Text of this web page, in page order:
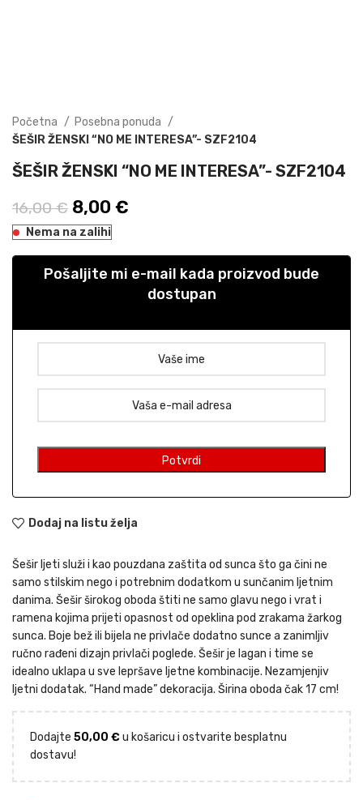
Početna
Posebna ponuda
ŠEŠIR ŽENSKI “NO ME INTERESA”- SZF2104
ŠEŠIR ŽENSKI “NO ME INTERESA”- SZF2104
16,00€ Izvorna cijena bila je: 16,00 €.
8,00 €
Nema na zalihi
Pošaljite mi e-mail kada proizvod bude
dostupan
Dodaj na listu želja
Šešir ljeti služi i kao pouzdana zaštita od sunca što ga čini ne
samo stilskim nego i potrebnim dodatkom u sunčanim ljetnim
danima. Šešir širokog oboda štiti ne samo glavu nego i vrat i
ramena kojima prijeti opasnost od opeklina pod zrakama žarkog
sunca. Boje bež ili bijela ne privlače dodatno sunce a zanimljiv
ručno rađeni dizajn privlači poglede. Šešir je lagan i time se
idealno uklapa u sve lepršave ljetne kombinacije. Nezamjenjiv
ljetni dodatak. “Hand made” dekoracija. Širina oboda čak 17 cm!
Dodajte 50,00 € u košaricu i ostvarite besplatnu
dostavu!